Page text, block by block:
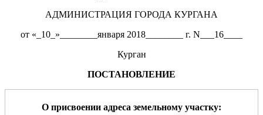
АДМИНИСТРАЦИЯ ГОРОДА КУРГАНА
от «_10_»________января 2018________ г. N___16____
Курган
ПОСТАНОВЛЕНИЕ
О присвоении адреса земельному участку: